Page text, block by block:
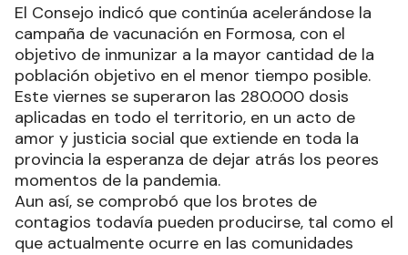
El Consejo indicó que continúa acelerándose la
campaña de vacunación en Formosa, con el
objetivo de inmunizar a la mayor cantidad de la
población objetivo en el menor tiempo posible.
Este viernes se superaron las 280.000 dosis
aplicadas en todo el territorio, en un acto de
amor y justicia social que extiende en toda la
provincia la esperanza de dejar atrás los peores
momentos de la pandemia.
Aun así, se comprobó que los brotes de
contagios todavía pueden producirse, tal como el
que actualmente ocurre en las comunidades